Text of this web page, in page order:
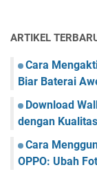
ARTIKEL
Cara
Biar Baterai
Download
dengan
Cara
OPPO: Ubah